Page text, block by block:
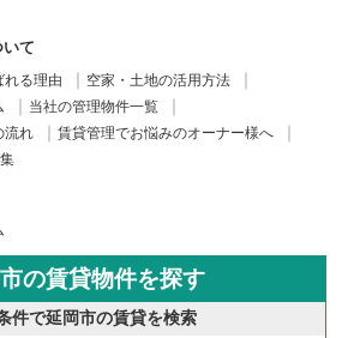
て
れる理由
空家・土地の活用方法
当社の管理物件一覧
流れ
賃貸管理でお悩みのオーナー様へ
の賃貸物件を探す
件で延岡市の賃貸を検索